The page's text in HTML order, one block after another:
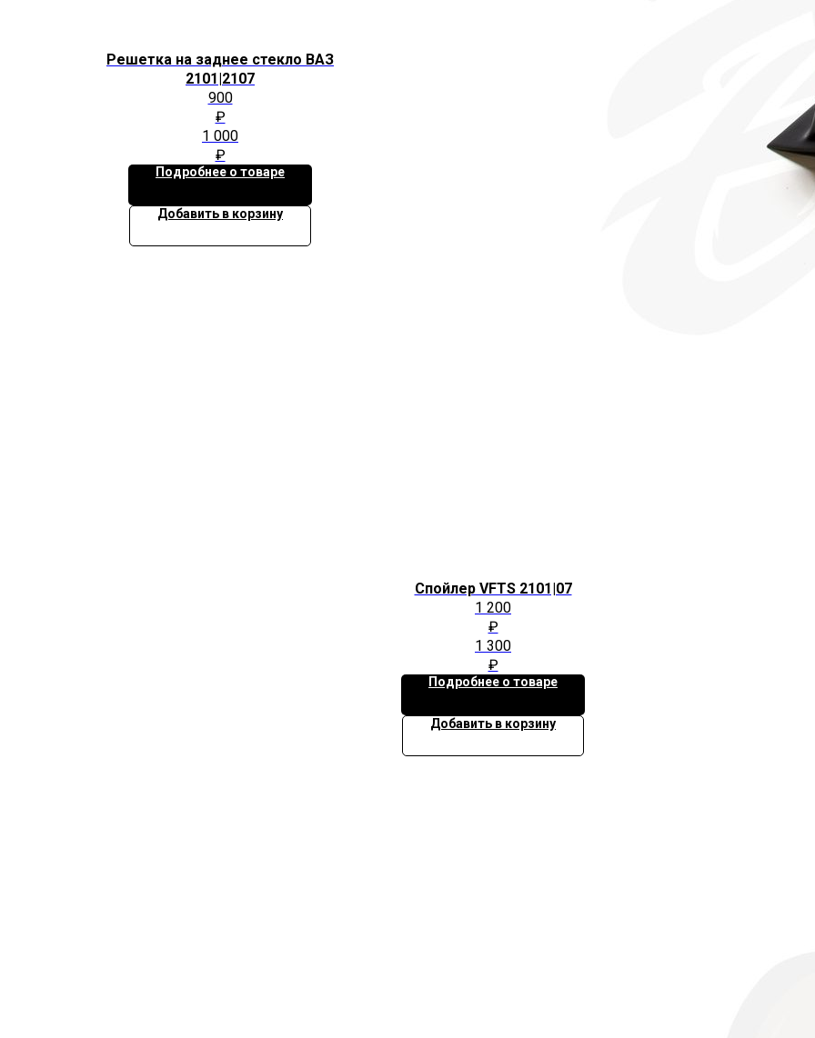
Решетка на заднее стекло ВАЗ
2101|2107
900
₽
1 000
₽
Подробнее о товаре
Добавить в корзину
Спойлер VFTS 2101|07
1 200
₽
1 300
₽
Подробнее о товаре
Добавить в корзину